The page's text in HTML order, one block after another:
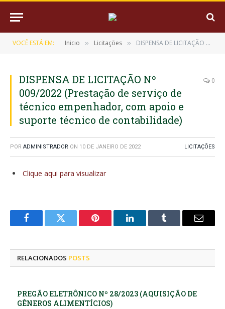
VOCÊ ESTÁ EM: Inicio » Licitações » DISPENSA DE LICITAÇÃO Nº 009/2022 (Prestação de serviço de técnico empenhador, com apoio e suporte técnico de contabilidade)
DISPENSA DE LICITAÇÃO Nº
009/2022 (Prestação de serviço de
técnico empenhador, com apoio e
suporte técnico de contabilidade)
0
POR ADMINISTRADOR ON 10 DE JANEIRO DE 2022 LICITAÇÕES
Clique aqui para visualizar
FacebookTwitter Pinterest LinkedInTumblr
E-
RELACIONADOS POSTS
PREGÃO ELETRÔNICO Nº 28/2023 (AQUISIÇÃO DE
GÊNEROS ALIMENTÍCIOS)